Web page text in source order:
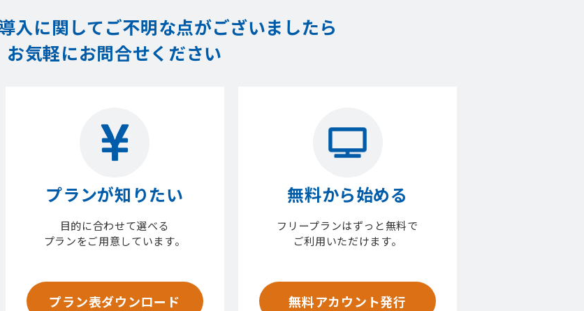
入に関してご不明な点がございましたら
お気軽にお問合せください
プランが知りたい
目的に合わせて選べる
プランをご用意しています。
プラン表ダウンロード
無料から始める
フリープランはずっと無料で
ご利用いただけます。
無料アカウント発行